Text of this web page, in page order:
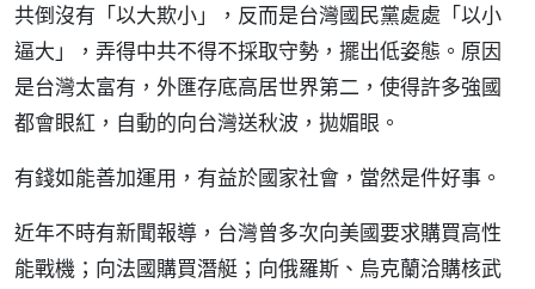
共倒沒有「以大欺小」，反而是台灣國民黨處處「以小
逼大」，弄得中共不得不採取守勢，擺出低姿態。原因
是台灣太富有，外匯存底高居世界第二，使得許多強國
都會眼紅，自動的向台灣送秋波，拋媚眼。
有錢如能善加運用，有益於國家社會，當然是件好事。
近年不時有新聞報導，台灣曾多次向美國要求購買高性
能戰機；向法國購買潛艇；向俄羅斯、烏克蘭洽購核武